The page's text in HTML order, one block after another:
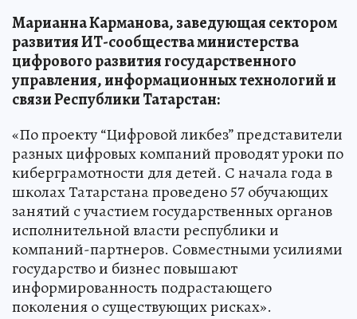
Марианна Карманова, заведующая сектором
развития ИТ-сообщества министерства
цифрового развития государственного
управления, информационных технологий и
связи Республики Татарстан:
«По проекту “Цифровой ликбез” представители
разных цифровых компаний проводят уроки по
киберграмотности для детей. С начала года в
школах Татарстана проведено 57 обучающих
занятий с участием государственных органов
исполнительной власти республики и
компаний-партнеров. Совместными усилиями
государство и бизнес повышают
информированность подрастающего
поколения о существующих рисках».